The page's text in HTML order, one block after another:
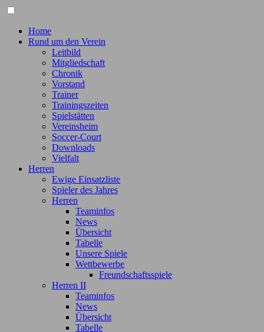
Home
Rund um den Verein
Leitbild
Mitgliedschaft
Chronik
Vorstand
Trainer
Trainingszeiten
Spielstätten
Vereinsheim
Soccer-Court
Downloads
Vielfalt
Herren
Ewige Einsatzliste
Spieler des Jahres
Herren
Teaminfos
News
Übersicht
Tabelle
Unsere Spiele
Wettbewerbe
Freundschaftsspiele
Herren II
Teaminfos
News
Übersicht
Tabelle